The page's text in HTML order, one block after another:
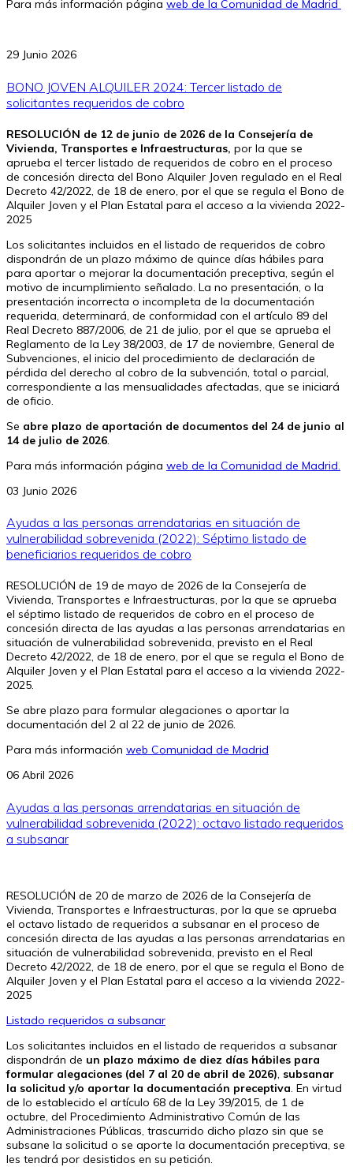
Para más información página web de la Comunidad de Madrid
29 Junio 2026
BONO JOVEN ALQUILER 2024: Tercer listado de
solicitantes requeridos de cobro
RESOLUCIÓN de 12 de junio de 2026 de la Consejería de
Vivienda, Transportes e Infraestructuras, por la que se
aprueba el tercer listado de requeridos de cobro en el proceso
de concesión directa del Bono Alquiler Joven regulado en el Real
Decreto 42/2022, de 18 de enero, por el que se regula el Bono de
Alquiler Joven y el Plan Estatal para el acceso a la vivienda 2022-
2025
Los solicitantes incluidos en el listado de requeridos de cobro
dispondrán de un plazo máximo de quince días hábiles para
para aportar o mejorar la documentación preceptiva, según el
motivo de incumplimiento señalado. La no presentación, o la
presentación incorrecta o incompleta de la documentación
requerida, determinará, de conformidad con el artículo 89 del
Real Decreto 887/2006, de 21 de julio, por el que se aprueba el
Reglamento de la Ley 38/2003, de 17 de noviembre, General de
Subvenciones, el inicio del procedimiento de declaración de
pérdida del derecho al cobro de la subvención, total o parcial,
correspondiente a las mensualidades afectadas, que se iniciará
de oficio.
Se abre plazo de aportación de documentos del 24 de junio al
14 de julio de 2026.
Para más información página web de la Comunidad de Madrid.
03 Junio 2026
Ayudas a las personas arrendatarias en situación de
vulnerabilidad sobrevenida (2022): Séptimo listado de
beneficiarios requeridos de cobro
RESOLUCIÓN de 19 de mayo de 2026 de la Consejería de
Vivienda, Transportes e Infraestructuras, por la que se aprueba
el séptimo listado de requeridos de cobro en el proceso de
concesión directa de las ayudas a las personas arrendatarias en
situación de vulnerabilidad sobrevenida, previsto en el Real
Decreto 42/2022, de 18 de enero, por el que se regula el Bono de
Alquiler Joven y el Plan Estatal para el acceso a la vivienda 2022-
2025.
Se abre plazo para formular alegaciones o aportar la
documentación del 2 al 22 de junio de 2026.
Para más información web Comunidad de Madrid
06 Abril 2026
Ayudas a las personas arrendatarias en situación de
vulnerabilidad sobrevenida (2022): octavo listado requeridos
a subsanar
RESOLUCIÓN de 20 de marzo de 2026 de la Consejería de
Vivienda, Transportes e Infraestructuras, por la que se aprueba
el octavo listado de requeridos a subsanar en el proceso de
concesión directa de las ayudas a las personas arrendatarias en
situación de vulnerabilidad sobrevenida, previsto en el Real
Decreto 42/2022, de 18 de enero, por el que se regula el Bono de
Alquiler Joven y el Plan Estatal para el acceso a la vivienda 2022-
2025
Listado requeridos a subsanar
Los solicitantes incluidos en el listado de requeridos a subsanar
dispondrán de un plazo máximo de diez días hábiles para
formular alegaciones (del 7 al 20 de abril de 2026), subsanar
la solicitud y/o aportar la documentación preceptiva. En virtud
de lo establecido el artículo 68 de la Ley 39/2015, de 1 de
octubre, del Procedimiento Administrativo Común de las
Administraciones Públicas, trascurrido dicho plazo sin que se
subsane la solicitud o se aporte la documentación preceptiva, se
les tendrá por desistidos en su petición.